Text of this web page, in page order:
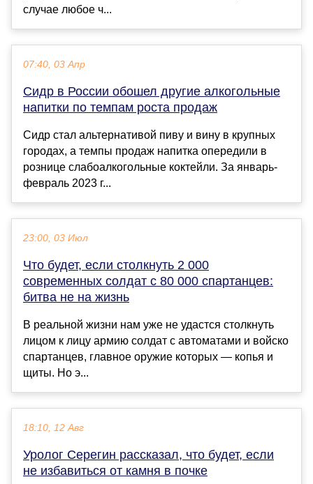
случае любое ч...
07:40, 03 Апр
Сидр в России обошел другие алкогольные
напитки по темпам роста продаж
Сидр стал альтернативой пиву и вину в крупных
городах, а темпы продаж напитка опередили в
рознице слабоалкогольные коктейли. За январь-
февраль 2023 г...
23:00, 03 Июл
Что будет, если столкнуть 2 000
современных солдат с 80 000 спартанцев:
битва не на жизнь
В реальной жизни нам уже не удастся столкнуть
лицом к лицу армию солдат с автоматами и войско
спартанцев, главное оружие которых — копья и
щиты. Но э...
18:10, 12 Авг
Уролог Серегин рассказал, что будет, если
не избавиться от камня в почке